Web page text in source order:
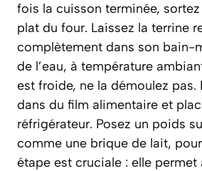
fois la cuisson terminée,
plat du four. Laissez la terrine
complètement dans son bain-
de l’eau, à température
est froide, ne la démoulez pas.
dans du film alimentaire et
réfrigérateur. Posez un poids
comme une brique de lait,
étape est cruciale : elle permet